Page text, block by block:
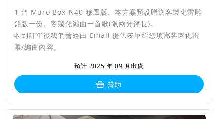
可以換歌的音樂盒
音樂盒的聲音清脆明亮，純淨的聲音深入人心。可惜市面上常見
自音樂盒發明的兩百年來，無數人嘗試要製作可以換歌的音樂
盒，但卻沒有人能設計出真正實用的換曲方式。因此音樂盒的歌
曲選擇不易，讓音樂盒漸漸淡出了人們的視野。
1 台 Muro Box-N40 穆風版。本方案預設贈送客製化雷雕
銘版一份、客製化編曲一首歌(限兩分鐘長)。
收到訂單後我們會經由 Email 提供表單給您填寫客製化雷
雕/編曲內容。
預計 2025 年 09 月出貨
贊助